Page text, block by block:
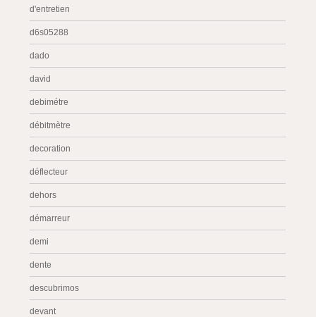
d'entretien
d6s05288
dado
david
debimétre
débitmètre
decoration
déflecteur
dehors
démarreur
demi
dente
descubrimos
devant